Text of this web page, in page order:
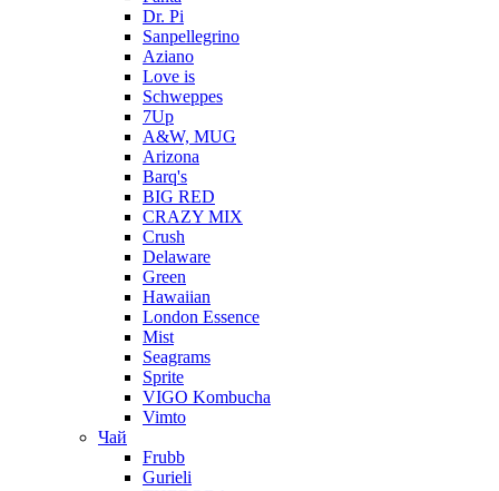
Dr. Pi
Sanpellegrino
Aziano
Love is
Schweppes
7Up
A&W, MUG
Arizona
Barq's
BIG RED
CRAZY MIX
Crush
Delaware
Green
Hawaiian
London Essence
Mist
Seagrams
Sprite
VIGO Kombucha
Vimto
Чай
Frubb
Gurieli